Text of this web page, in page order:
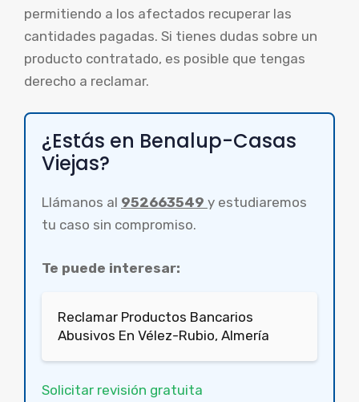
permitiendo a los afectados recuperar las
cantidades pagadas. Si tienes dudas sobre un
producto contratado, es posible que tengas
derecho a reclamar.
¿Estás en Benalup-Casas
Viejas?
Llámanos al 952663549 y estudiaremos
tu caso sin compromiso.
Te puede interesar:
Reclamar Productos Bancarios
Abusivos En Vélez-Rubio, Almería
Solicitar revisión gratuita